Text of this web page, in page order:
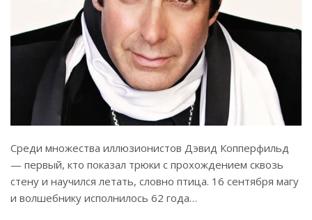
Среди множества иллюзионистов Дэвид Копперфильд
— первый, кто показал трюки с прохождением сквозь
стену и научился летать, словно птица. 16 сентября магу
и волшебнику исполнилось 62 года…